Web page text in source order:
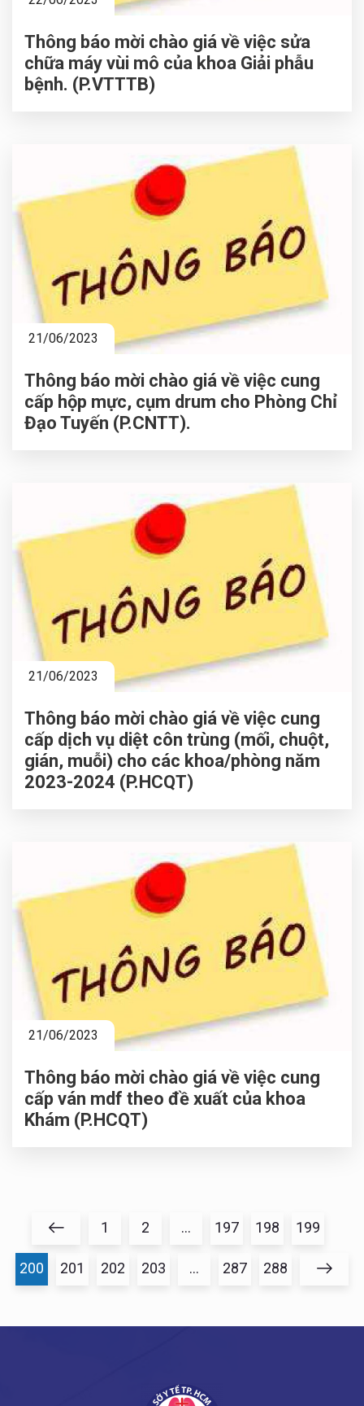
Thông báo mời chào giá về việc sửa
chữa máy vùi mô của khoa Giải phẫu
bệnh. (P.VTTTB)
21/06/2023
Thông báo mời chào giá về việc cung
cấp hộp mực, cụm drum cho Phòng Chỉ
Đạo Tuyến (P.CNTT).
21/06/2023
Thông báo mời chào giá về việc cung
cấp dịch vụ diệt côn trùng (mối, chuột,
gián, muỗi) cho các khoa/phòng năm
2023-2024 (P.HCQT)
21/06/2023
Thông báo mời chào giá về việc cung
cấp ván mdf theo đề xuất của khoa
Khám (P.HCQT)
1 2 … 197 198 199
200 201 202 203 … 287 288